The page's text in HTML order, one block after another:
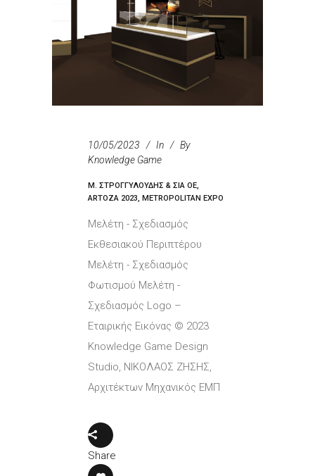
10/05/2023 In
By
Knowledge Game
Μ. ΣΤΡΟΓΓΥΛΟΥΔΗΣ & ΣΙΑ ΟΕ,
ARTOZA 2023, METROPOLITAN EXPO
Μελέτη - Σχεδιασμός
Εκθεσιακού Περιπτέρου
Μελέτη - Σχεδιασμός
Φωτισμού Μελέτη -
Σχεδιασμός Logo –
Εταιρικής Εικόνας © 2023
Knowledge Game Design
Studio, ΝΙΚΟΛΑΟΣ ΖΗΣΗΣ,
Αρχιτέκτων Μηχανικός ΕΜΠ
Share